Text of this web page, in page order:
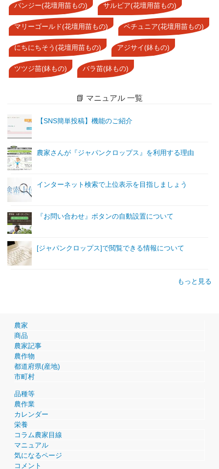
パンジー(花壇用苗もの) サルビア(花壇用苗もの)
マリーゴールド(花壇用苗もの) ペチュニア(花壇用苗もの)
にちにちそう(花壇用苗もの) アジサイ(鉢もの)
ツツジ苗(鉢もの) バラ苗(鉢もの)
📗 マニュアル 一覧
【SNS簡単投稿】機能のご紹介
農家さんが『ジャパンクロップス』を利用する理由
インターネット検索で上位表示を目指しましょう
『お問い合わせ』ボタンの自動設置について
[ジャパンクロップス]で閲覧できる情報について
もっと見る
農家
商品
農家記事
農作物
都道府県(産地)
市町村
品種等
農作業
カレンダー
栄養
コラム農家目線
マニュアル
気になるページ
コメント